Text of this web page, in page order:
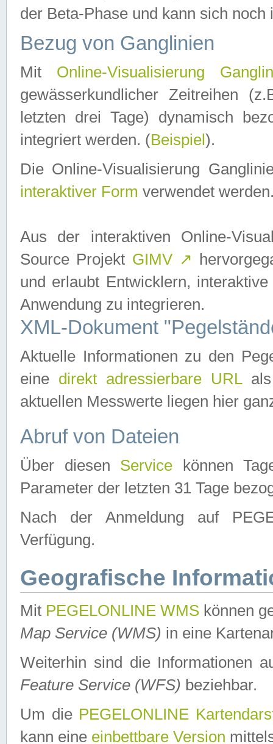
der Beta-Phase und kann sich noch
Bezug von Ganglinien
Mit Online-Visualisierung
gewässerkundlicher Zeitreihen
letzten drei Tage) dynamisch
integriert werden. (Beispiel ).
Die Online-Visualisierung
interaktiver Form verwendet
Aus der interaktiven Online-
Source Projekt GIMV ↗
und erlaubt Entwicklern,
Anwendung zu integrieren.
XML-Dokument
Aktuelle Informationen zu den
eine direkt adressierbare URLals
aktuellen Messwerte liegen hier
Abruf von Dateien
Über diesen Service können
Parameter der letzten 31 Tage
Nach der Anmeldung auf
Verfügung.
Geografische
Mit PEGELONLINE WMS können
Map Service (WMS) in eine
Weiterhin sind die Informationen
Feature Service (WFS) beziehbar.
Um die PEGELONLINE
kann eine einbettbare Version